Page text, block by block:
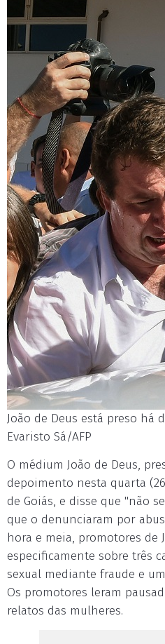
João de Deus está preso há
Evaristo Sá/AFP
O médium João de Deus,
depoimento nesta quarta
de Goiás, e disse que "não
que o denunciaram por
hora e meia, promotores de
especificamente sobre três
sexual mediante fraude e
Os promotores leram
relatos das mulheres.